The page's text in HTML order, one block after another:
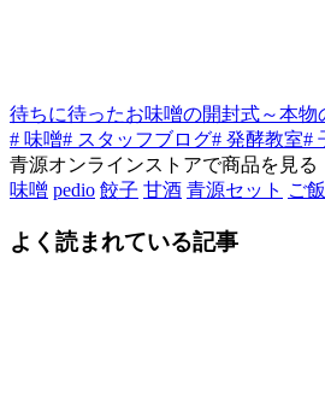
待ちに待ったお味噌の開封式～本物
# 味噌# スタッフブログ# 発酵教室#
青源オンラインストアで商品を見る
味噌 pedio 餃子 甘酒 青源セット ご
よく読まれている記事